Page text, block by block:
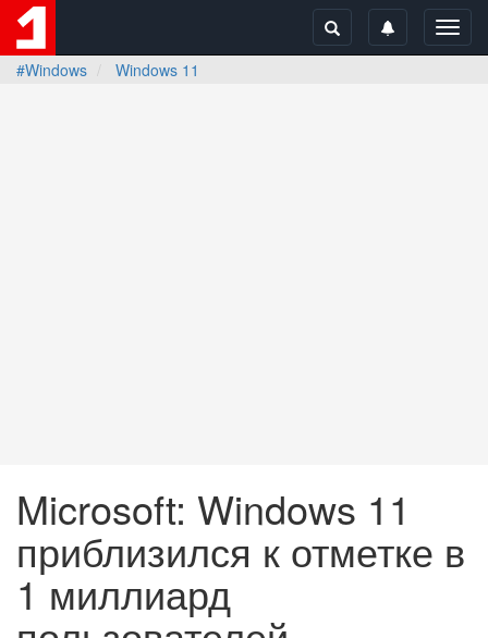
#Windows
Windows 11
Microsoft: Windows 11
приблизился к отметке в
1 миллиард